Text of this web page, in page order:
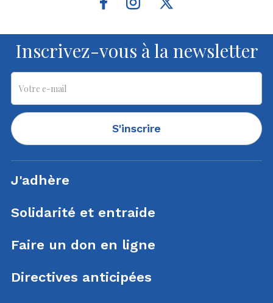
Inscrivez-vous à la newsletter
S'inscrire
J'adhère
Solidarité et entraide
Faire un don en ligne
Directives anticipées